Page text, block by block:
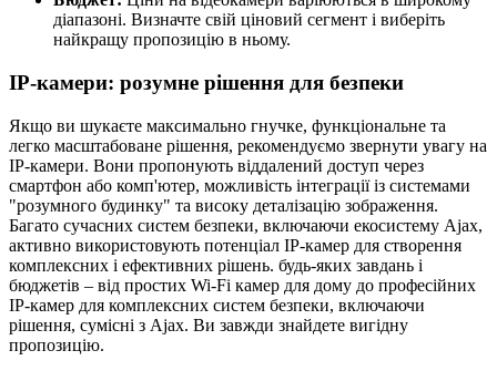
діапазоні. Визначте свій ціновий сегмент і виберіть
найкращу пропозицію в ньому.
IP-камери: розумне рішення для безпеки
Якщо ви шукаєте максимально гнучке, функціональне та
легко масштабоване рішення, рекомендуємо звернути увагу на
IP-камери. Вони пропонують віддалений доступ через
смартфон або комп'ютер, можливість інтеграції із системами
"розумного будинку" та високу деталізацію зображення.
Багато сучасних систем безпеки, включаючи екосистему Ajax,
активно використовують потенціал IP-камер для створення
комплексних і ефективних рішень. будь-яких завдань і
бюджетів – від простих Wi-Fi камер для дому до професійних
IP-камер для комплексних систем безпеки, включаючи
рішення, сумісні з Ajax. Ви завжди знайдете вигідну
пропозицію.